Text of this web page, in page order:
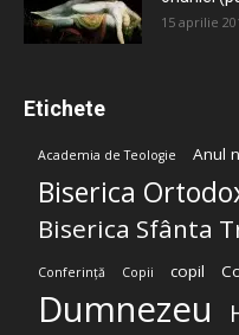
15 aprilie
Etichete
Academia de Teologie Anul
Biserica
Biserica Sfânta
Conferință Copii copil
Dumnezeu